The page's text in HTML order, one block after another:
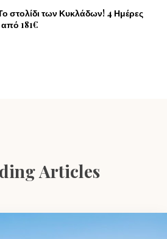
στολίδι των Κυκλάδων! 4 Ημέρες
από 181€
Articles